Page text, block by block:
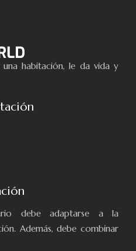
habitación, le da vida y
debe adaptarse a la
Además, debe combinar